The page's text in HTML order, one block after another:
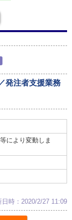
発注者支援業務
により変動しま
日時：2020/2/27 11:09